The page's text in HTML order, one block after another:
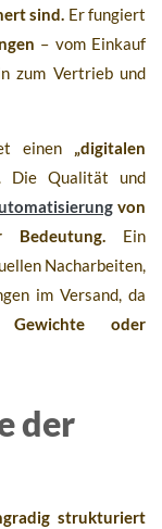
sind. Er fungiert
– vom Einkauf
zum Vertrieb und
einen „digitalen
Die Qualität und
von
Bedeutung. Ein
Nacharbeiten,
im Versand, da
Gewichte oder
der
strukturiert